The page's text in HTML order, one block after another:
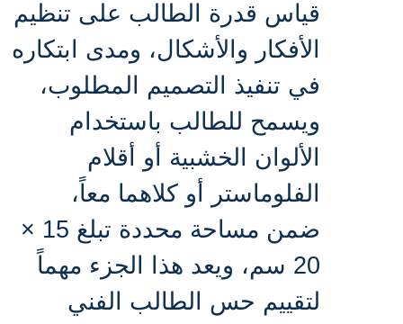
قياس قدرة الطالب على تنظيم
الأفكار والأشكال، ومدى ابتكاره
في تنفيذ التصميم المطلوب،
ويسمح للطالب باستخدام
الألوان الخشبية أو أقلام
الفلوماستر أو كلاهما معاً،
ضمن مساحة محددة تبلغ 15 ×
20 سم، ويعد هذا الجزء مهماً
لتقييم حس الطالب الفني